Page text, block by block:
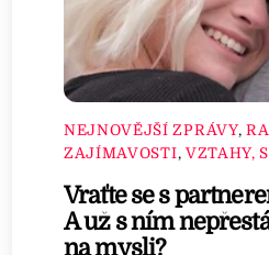
NEJNOVĚJŠÍ ZPRÁVY,
ZAJÍMAVOSTI, VZTAHY,
Vraťte se s
A už s ním
na mysli?